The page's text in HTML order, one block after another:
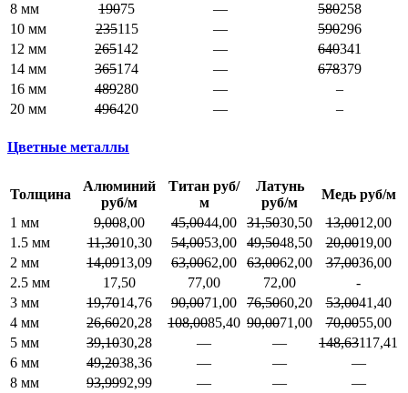
8 мм
19075 — 580258
10 мм
235115 — 590296
12 мм
265142 — 640341
14 мм
365174 — 678379
16 мм
489280 —
–
20 мм
496420 — –
Цветные металлы
Толщина
Алюминий
руб/м
Титан руб/
м
Латунь
руб/м
Медь руб/м
1 мм
9,008,00 45,0044,00 31,5030,50 13,0012,00
1.5 мм
11,3010,30 54,0053,00 49,5048,50 20,0019,00
2 мм
14,0913,09 63,0062,00 63,0062,00 37,0036,00
2.5 мм
17,50 77,00 72,00
-
3 мм
19,7014,76 90,0071,00 76,5060,20 53,0041,40
4 мм
26,6020,28 108,0085,40 90,0071,00 70,0055,00
5 мм
39,1030,28 — — 148,63117,41
6 мм
49,2038,36 — —
—
8 мм
93,9992,99 — —
—